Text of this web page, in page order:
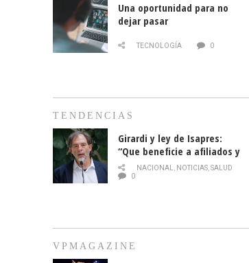
Una oportunidad para no
dejar pasar
TECNOLOGÍA 0
TENDENCIAS
Girardi y ley de Isapres:
“Que beneficie a afiliados y
no legalice el abuso”
NACIONAL, NOTICIAS,SALUD
0
VPMAGAZINE